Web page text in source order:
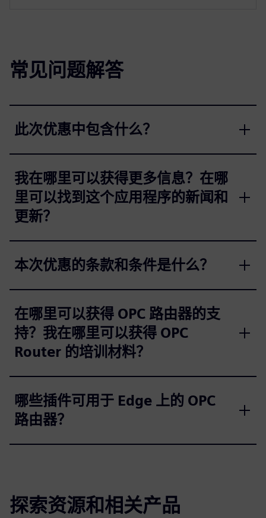
常见问题解答
此次优惠中包含什么？
我在哪里可以获得更多信息？在哪
里可以找到这个应用程序的新闻和
更新？
本次优惠的条款和条件是什么？
在哪里可以获得 OPC 路由器的支
持？我在哪里可以获得 OPC
Router 的培训材料？
哪些插件可用于 Edge 上的 OPC
路由器？
探索资源和相关产品